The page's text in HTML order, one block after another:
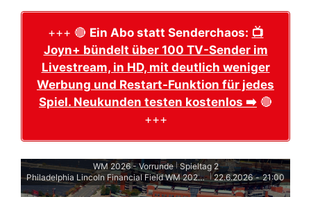
+++ 🔴 Ein Abo statt Senderchaos: 📺
Joyn+ bündelt über 100 TV-Sender im
Livestream, in HD, mit deutlich weniger
Werbung und Restart-Funktion für jedes
Spiel. Neukunden testen kostenlos ➡️ 🔴
+++
WM 2026 - Vorrunde | Spieltag 2
Philadelphia Lincoln Financial Field WM 2026 Stadion
| 22.6.2026 - 21:00